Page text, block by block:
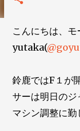
こんにちは、
yutaka(
鈴鹿ではF１が
サーは明日の
マシン調整に勤